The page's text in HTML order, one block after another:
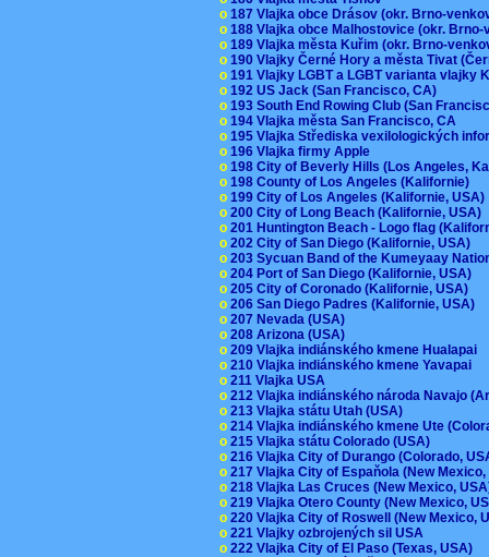
o 187 Vlajka obce Drásov (okr. Brno-
o 188 Vlajka obce Malhostovice (okr.
o 189 Vlajka města Kuřim (okr. Brno-
o 190 Vlajky Černé Hory a města Tivat
o 191 Vlajky LGBT a LGBT varianta vlajky
o 192 US Jack (San Francisco, CA)
o 193 South End Rowing Club (San
o 194 Vlajka města San Francisco, CA
o 195 Vlajka Střediska vexilologických
o 196 Vlajka firmy Apple
o 198 City of Beverly Hills (Los Angeles,
o 198 County of Los Angeles (Kalifornie)
o 199 City of Los Angeles (Kalifornie,
o 200 City of Long Beach (Kalifornie, USA)
o 201 Huntington Beach - Logo flag
o 202 City of San Diego (Kalifornie, USA)
o 203 Sycuan Band of the Kumeyaay
o 204 Port of San Diego (Kalifornie, USA)
o 205 City of Coronado (Kalifornie, USA)
o 206 San Diego Padres (Kalifornie, USA)
o 207 Nevada (USA)
o 208 Arizona (USA)
o 209 Vlajka indiánského kmene Hualapai
o 210 Vlajka indiánského kmene Yavapai
o 211 Vlajka USA
o 212 Vlajka indiánského národa Navajo
o 213 Vlajka státu Utah (USA)
o 214 Vlajka indiánského kmene Ute
o 215 Vlajka státu Colorado (USA)
o 216 Vlajka City of Durango (Colorado,
o 217 Vlajka City of Espaňola (New
o 218 Vlajka Las Cruces (New Mexico,
o 219 Vlajka Otero County (New Mexico,
o 220 Vlajka City of Roswell (New Mexico,
o 221 Vlajky ozbrojených sil USA
o 222 Vlajka City of El Paso (Texas, USA)